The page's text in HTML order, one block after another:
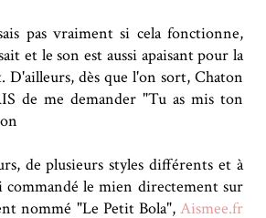
pas vraiment si cela fonctionne,
et le son est aussi apaisant pour la
D'ailleurs, dès que l'on sort, Chaton
de me demander "Tu as mis ton
de plusieurs styles différents et à
le mien directement sur
nommé "Le Petit Bola", Aismee.fr